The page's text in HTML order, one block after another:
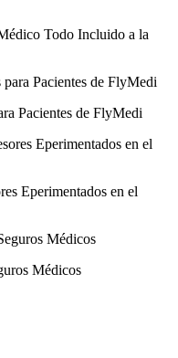
Todo Incluido a la
Pacientes de FlyMedi
Eperimentados en el
Médicos